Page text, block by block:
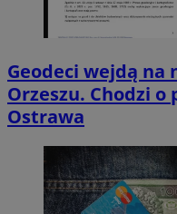
Geodeci wejdą na
Orzeszu. Chodzi
Ostrawa